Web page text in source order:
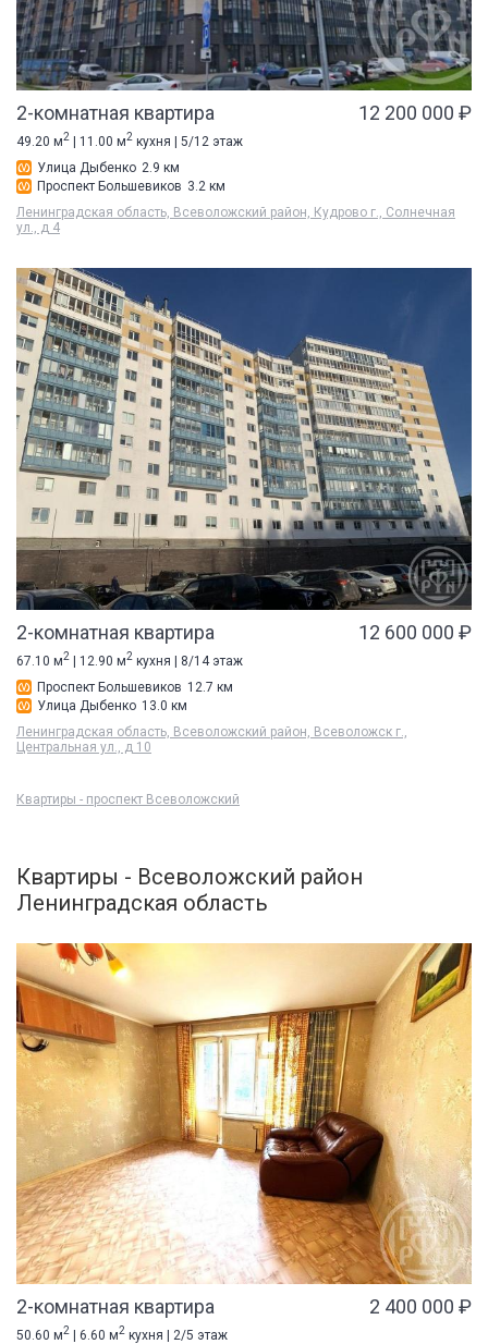
2-комнатная квартира 12 200 000 ₽
49.20 м2 | 11.00 м2 кухня | 5/12 этаж
Улица Дыбенко 2.9 км
Проспект Большевиков 3.2 км
Ленинградская область, Всеволожский район, Кудрово г., Солнечная
ул., д 4
2-комнатная квартира 12 600 000 ₽
67.10 м2 | 12.90 м2 кухня | 8/14 этаж
Проспект Большевиков 12.7 км
Улица Дыбенко 13.0 км
Ленинградская область, Всеволожский район, Всеволожск г.,
Центральная ул., д 10
Квартиры - проспект Всеволожский
Квартиры - Всеволожский район
Ленинградская область
2-комнатная квартира 2 400 000 ₽
50.60 м2 | 6.60 м2 кухня | 2/5 этаж